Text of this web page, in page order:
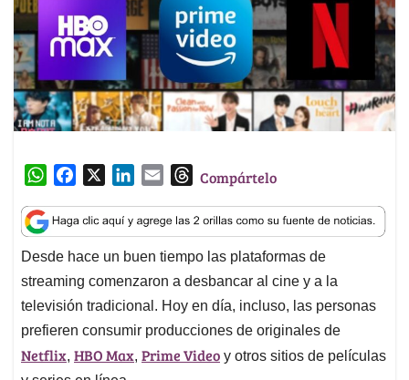
W
a
t
s
A
p
p
c
e
b
o
o
k
n
k
e
d
I
n
a
i
l
T
r
e
a
d
s
Compártelo
Desde hace un buen tiempo las plataformas de
streaming comenzaron a desbancar al cine y a la
televisión tradicional. Hoy en día, incluso, las personas
prefieren consumir producciones de originales de
Netflix, HBO Max, Prime Video y otros sitios de películas